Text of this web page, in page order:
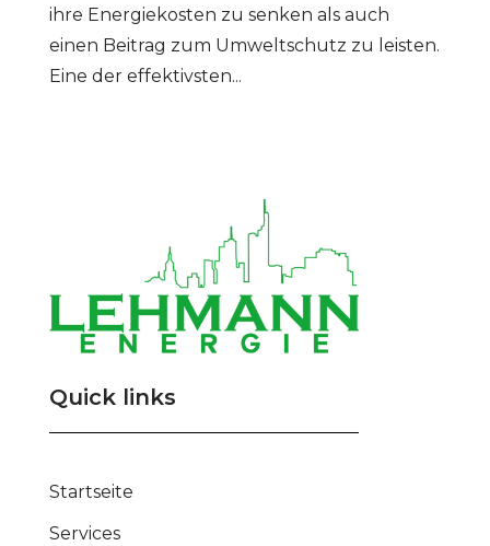
ihre Energiekosten zu senken als auch
einen Beitrag zum Umweltschutz zu leisten.
Eine der effektivsten...
Quick links
Startseite
Services